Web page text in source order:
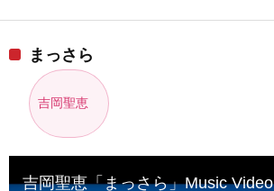
まっさら
吉岡聖恵
吉岡聖恵「まっさら」Music Video